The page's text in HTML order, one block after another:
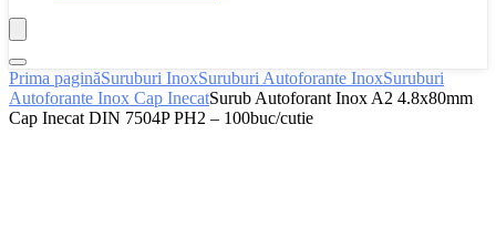
Prima paginăSuruburi InoxSuruburi Autoforante InoxSuruburi
Autoforante Inox Cap InecatSurub Autoforant Inox A2 4.8x80mm
Cap Inecat DIN 7504P PH2 – 100buc/cutie